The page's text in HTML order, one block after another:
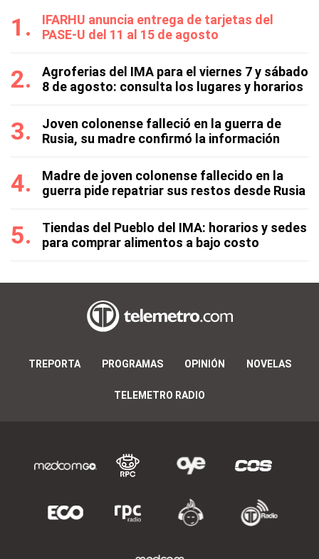
IFARHU anuncia entrega de tarjetas del
PASE-U del 11 al 15 de agosto
Agroferias del IMA para el viernes 7 y sábado
8 de agosto: consulta los lugares y horarios
Joven colonense falleció en la guerra de
Rusia, su madre confirmó la información
Madre de joven colonense fallecido en la
guerra pide repatriar sus restos desde Rusia
Tiendas del Pueblo del IMA: horarios y sedes
para comprar alimentos a bajo costo
TREPORTA PROGRAMAS OPINIÓN NOVELAS
TELEMETRO RADIO